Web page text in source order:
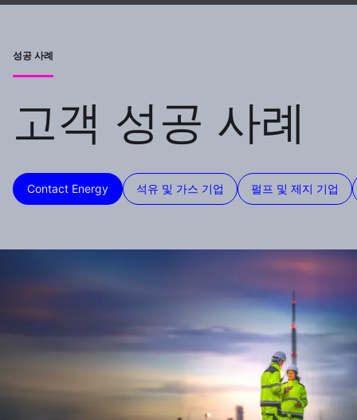
성공 사례
고객 성공 사례
Contact Energy 석유 및 가스 기업 펄프 및 제지 기업